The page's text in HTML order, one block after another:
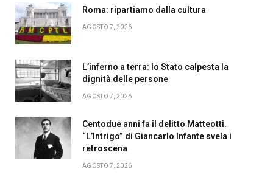
Roma: ripartiamo dalla cultura
AGOSTO 7, 2026
L’inferno a terra: lo Stato calpesta la
dignità delle persone
AGOSTO 7, 2026
Centodue anni fa il delitto Matteotti.
“L’Intrigo” di Giancarlo Infante svela i
retroscena
AGOSTO 7, 2026